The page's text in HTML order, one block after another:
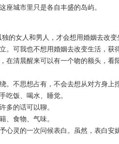
城市里只是各自丰盛的岛屿。
女人和男人，才会想用婚姻去改变
可我也不想用婚姻去改变生活，获得
清晨醒来可以有一个吻的额头，看
不思想占有，不会去想从对方身上挖
饭、喝水、睡觉。
的话可以聊。
食物、气味。
灵的一次问候表白。虽然，表白安